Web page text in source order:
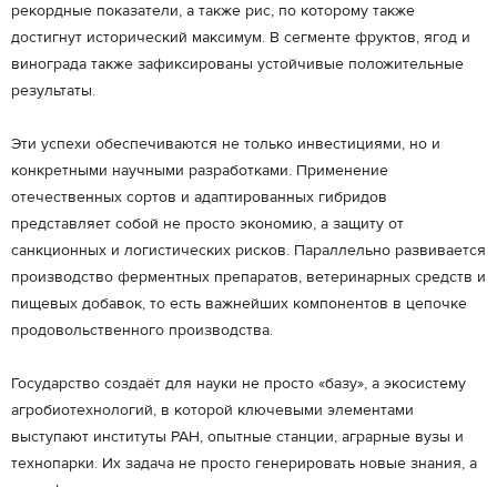
рекордные показатели, а также рис, по которому также
достигнут исторический максимум. В сегменте фруктов, ягод и
винограда также зафиксированы устойчивые положительные
результаты.
Эти успехи обеспечиваются не только инвестициями, но и
конкретными научными разработками. Применение
отечественных сортов и адаптированных гибридов
представляет собой не просто экономию, а защиту от
санкционных и логистических рисков. Параллельно развивается
производство ферментных препаратов, ветеринарных средств и
пищевых добавок, то есть важнейших компонентов в цепочке
продовольственного производства.
Государство создаёт для науки не просто «базу», а экосистему
агробиотехнологий, в которой ключевыми элементами
выступают институты РАН, опытные станции, аграрные вузы и
технопарки. Их задача не просто генерировать новые знания, а